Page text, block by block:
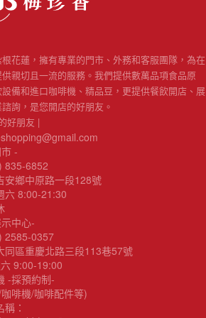
花蓮，擁有專業的門市、外務和客服團隊，為在
親切且一流的服務。我們提供數萬品項食品原
備和進口咖啡機、精品豆，更提供餐飲開店、展
詢，是您開店的好朋友。
好朋友 |
-
6852
安鄉中原路一段128號
六 8:00-21:30
中心-
0357
同區重慶北路三段113巷57號
9:00-19:00
-採預約制-
啡機/咖啡配件等)
：